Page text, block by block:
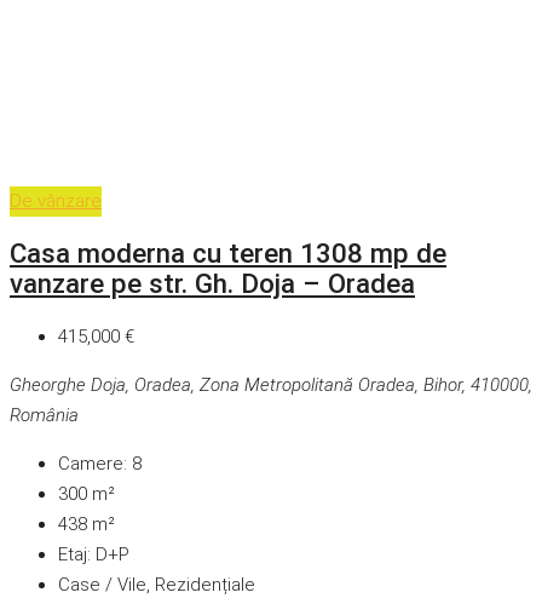
De vânzare
Casa moderna cu teren 1308 mp de
vanzare pe str. Gh. Doja – Oradea
415,000 €
Gheorghe Doja, Oradea, Zona Metropolitană Oradea, Bihor, 410000,
România
Camere: 8
300 m²
438 m²
Etaj: D+P
Case / Vile, Rezidențiale